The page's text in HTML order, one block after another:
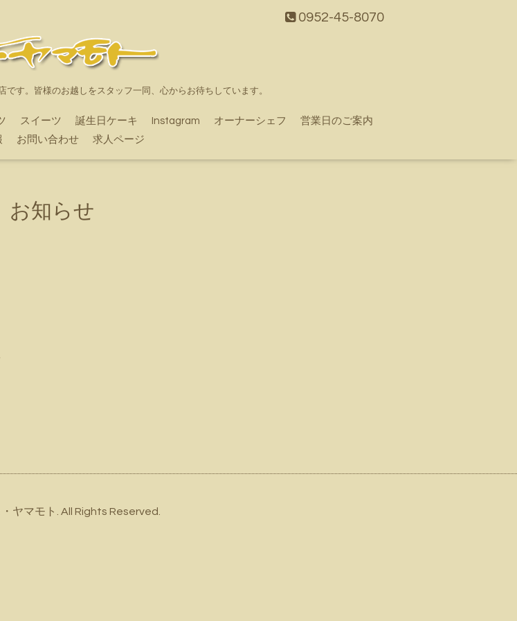
0952-45-8070
す。皆様のお越しをスタッフ一同、心からお待ちしています。
スイーツ 誕生日ケーキ Instagram オーナーシェフ
営業日のご案内
お問い合わせ 求人ページ
お知らせ
ヤマモト . All Rights Reserved.